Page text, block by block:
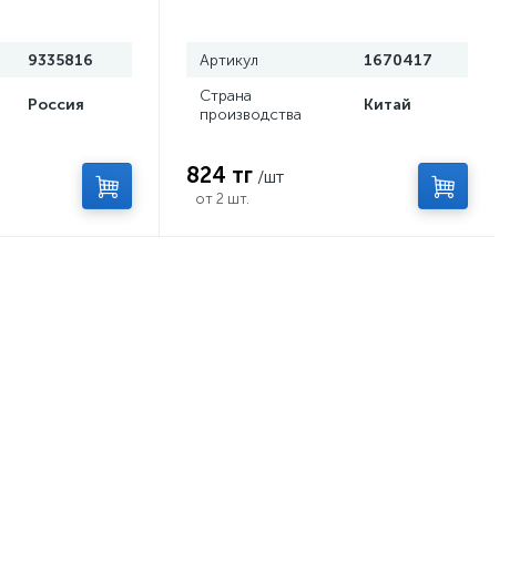
9335816
Россия
Артикул
1670417
Страна
производства
Китай
824 тг /шт
от 2 шт.